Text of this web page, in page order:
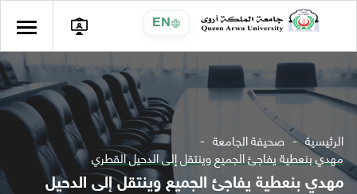
EN
الرئيسية صحيفة الجامعة
مهدي بنعطية يفاجئ الجميع وينتقل إلى الدحيل القطري
مهدي بنعطية يفاجئ الجميع وينتقل إلى الدحيل